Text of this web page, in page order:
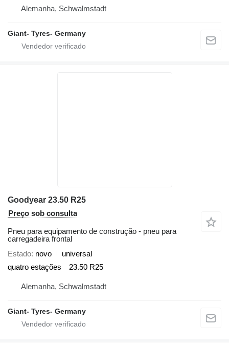
Alemanha, Schwalmstadt
Giant- Tyres- Germany
Goodyear 23.50 R25
Preço sob consulta
Pneu para equipamento de construção - pneu para
carregadeira frontal
Estado novo
universal
quatro estações
23.50 R25
Alemanha, Schwalmstadt
Giant- Tyres- Germany